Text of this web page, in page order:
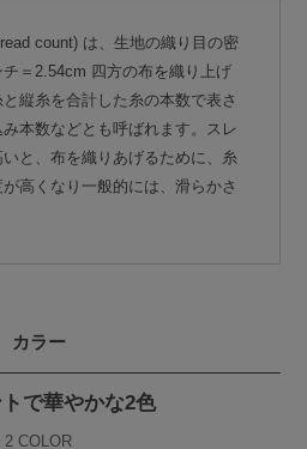
count) は、生地の織り目の密
＝2.54cm 四方の布を織り上げ
縦糸を合計した糸の本数で表さ
本数などとも呼ばれます。スレ
と、布を織りあげるために、糸
高くなり一般的には、滑らかさ
カラー
で華やかな2色
2 COLOR